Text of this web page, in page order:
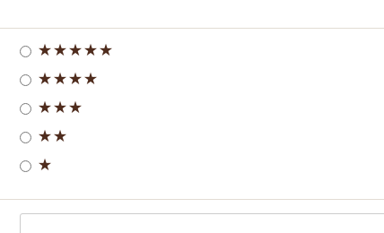
★★★★★
★★★★
★★★
★★
★